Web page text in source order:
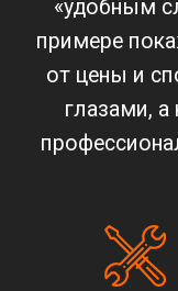
«удобным
примере
от цены и
глазами, а